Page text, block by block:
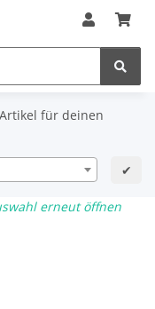
für deinen
✔
erneut öffnen